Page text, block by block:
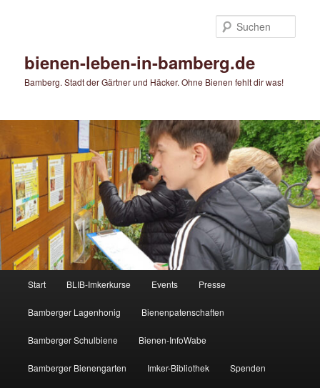
bienen-leben-in-bamberg.de
Bamberg. Stadt der Gärtner und Häcker. Ohne Bienen fehlt dir was!
Start BLIB-Imkerkurse Events Presse
Bamberger Lagenhonig Bienenpatenschaften
Bamberger Schulbiene Bienen-InfoWabe
Bamberger Bienengarten Imker-Bibliothek Spenden